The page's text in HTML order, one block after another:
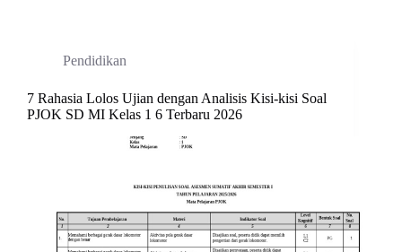
Pendidikan
7 Rahasia Lolos Ujian dengan Analisis Kisi-kisi Soal
PJOK SD MI Kelas 1 6 Terbaru 2026